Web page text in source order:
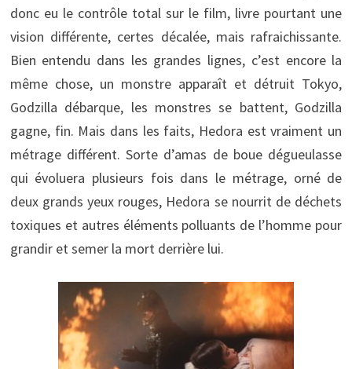
donc eu le contrôle total sur le film, livre pourtant une
vision différente, certes décalée, mais rafraichissante.
Bien entendu dans les grandes lignes, c’est encore la
même chose, un monstre apparaît et détruit Tokyo,
Godzilla débarque, les monstres se battent, Godzilla
gagne, fin. Mais dans les faits, Hedora est vraiment un
métrage différent. Sorte d’amas de boue dégueulasse
qui évoluera plusieurs fois dans le métrage, orné de
deux grands yeux rouges, Hedora se nourrit de déchets
toxiques et autres éléments polluants de l’homme pour
grandir et semer la mort derrière lui.